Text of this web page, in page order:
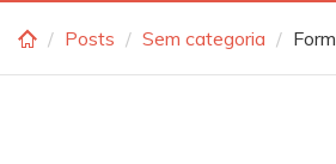
Posts Sem categoria